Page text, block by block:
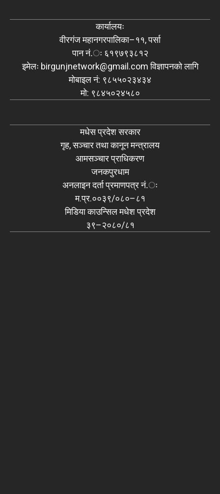
कार्यालयः
वीरगंज महानगरपालिका–११, पर्सा
पान नं.ः ६१९७९३८१२
इमेलः birgunjnetwork@gmail.comविज्ञापनको लागि
मोबाइल नं: ९८५५०२३४३४
मो: ९८४५०२४५८०
मधेस प्रदेश सरकार
गृह, सञ्चार तथा कानून मन्त्रालय
आमसञ्चार प्राधिकरण
जनकपुरधाम
अनलाइन दर्ता प्रमाणपत्र नं.ः
म.प्र.००३९/०८०–८१
मिडिया काउन्सिल मधेश प्रदेश
३९–२०८०/८१